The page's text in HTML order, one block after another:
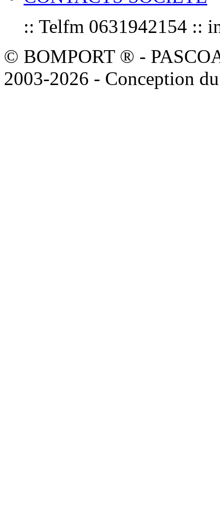
:: Telfm 0631942154 ::
© BOMPORT ® -
2003-2026 - Conception